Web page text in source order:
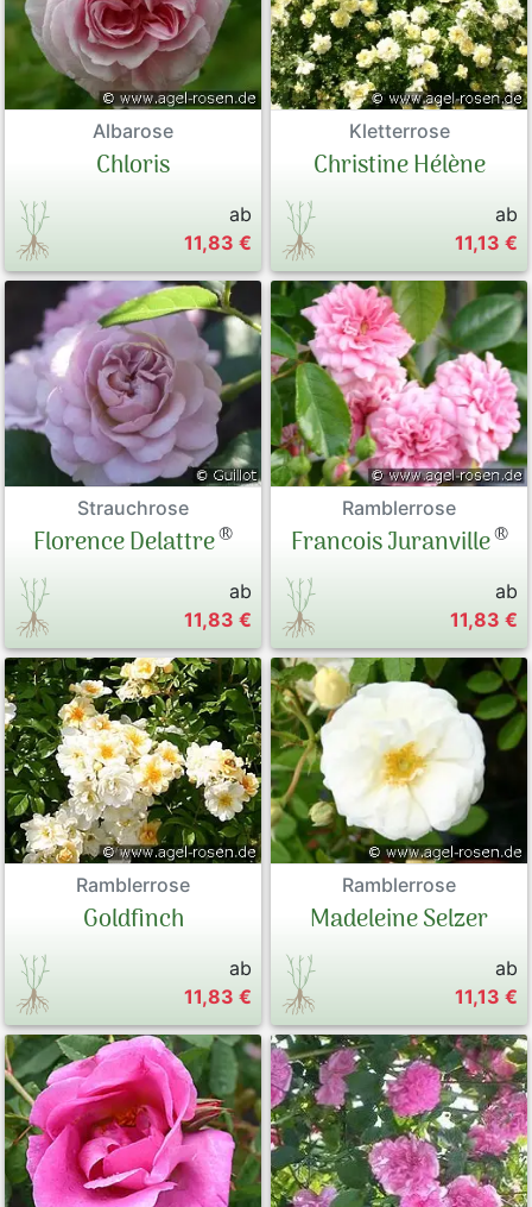
Albarose
Chloris
ab
11,83 €
Kletterrose
Christine Hélène
ab
11,13 €
Strauchrose
Florence Delattre®
ab
11,83 €
Ramblerrose
Francois Juranville®
ab
11,83 €
Ramblerrose
Goldfinch
ab
11,83 €
Ramblerrose
Madeleine Selzer
ab
11,13 €